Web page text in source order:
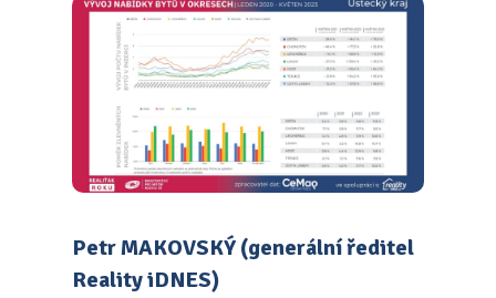
Petr MAKOVSKÝ (generální ředitel
Reality iDNES)